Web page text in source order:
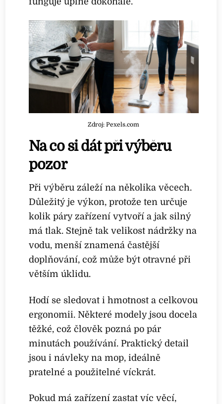
Zdroj: Pexels.com
Na co si dát při výběru
pozor
Při výběru záleží na několika věcech.
Důležitý je výkon, protože ten určuje
kolik páry zařízení vytvoří a jak silný
má tlak. Stejně tak velikost nádržky na
vodu, menší znamená častější
doplňování, což může být otravné při
větším úklidu.
Hodí se sledovat i hmotnost a celkovou
ergonomii. Některé modely jsou docela
těžké, což člověk pozná po pár
minutách používání. Praktický detail
jsou i návleky na mop, ideálně
pratelné a použitelné víckrát.
Pokud má zařízení zastat víc věcí,